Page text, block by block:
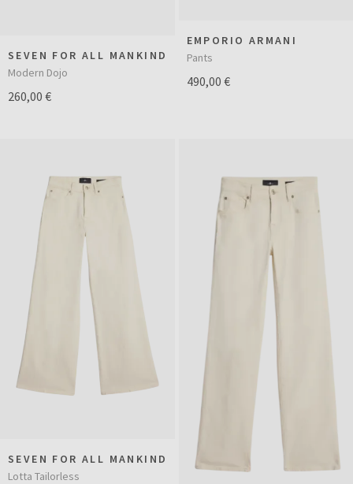
SEVEN FOR ALL MANKIND
Modern Dojo
260,00 €
EMPORIO ARMANI
Pants
490,00 €
SEVEN FOR ALL MANKIND
Lotta Tailorless